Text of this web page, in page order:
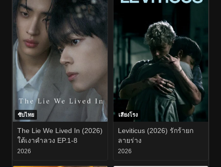
ซับไทย
The Lie We Lived In (2026)
ใต้เงาคำลวง EP.1-8
2026
เสียงโรง
Leviticus (2026) รักร้ายก
ลายร่าง
2026